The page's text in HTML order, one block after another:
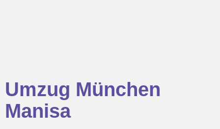
Umzug München
Manisa